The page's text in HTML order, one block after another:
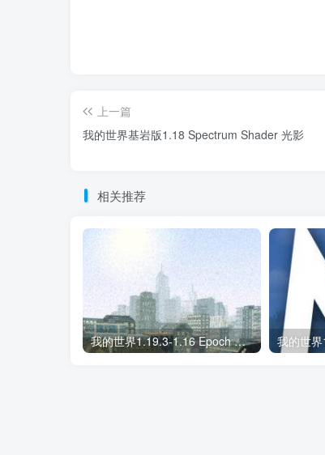
上一篇
我的世界基岩版1.18 Spectrum Shader 光影
相关推荐
我的世界1.19.3-1.16 Epoch 光影